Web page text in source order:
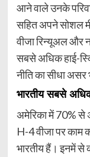
आने वाले उनके
सहित अपने सोशल
वीजा रिन्यूअल और
सबसे अधिक हाई-
नीति का सीधा असर
भारतीय सबसे
अमेरिका में 70% से
H-4 वीजा पर काम
भारतीय हैं। इनमें से